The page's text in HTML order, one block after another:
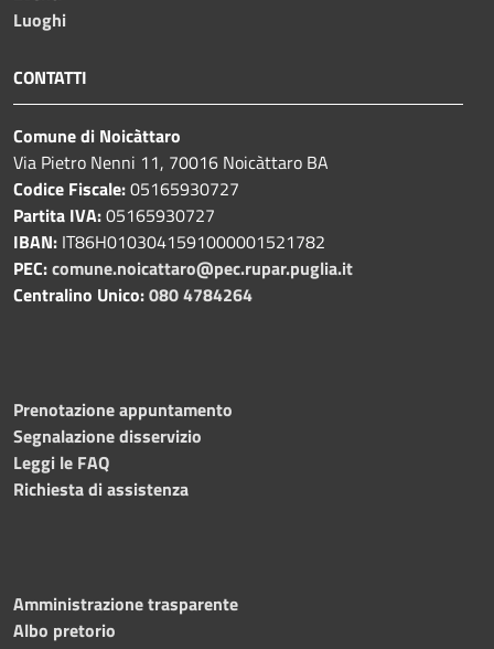
Luoghi
CONTATTI
Comune di Noicàttaro
Via Pietro Nenni 11, 70016 Noicàttaro BA
Codice Fiscale:05165930727
Partita IVA:05165930727
IBAN: IT86H0103041591000001521782
PEC:comune.noicattaro@pec.rupar.puglia.it
Centralino Unico:080 4784264
Prenotazione appuntamento
Segnalazione disservizio
Leggi le FAQ
Richiesta di assistenza
Amministrazione trasparente
Albo pretorio